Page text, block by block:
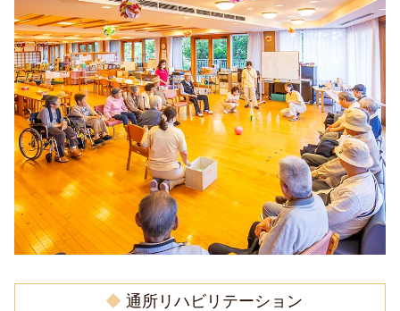
◆ 通所リハビリテーション